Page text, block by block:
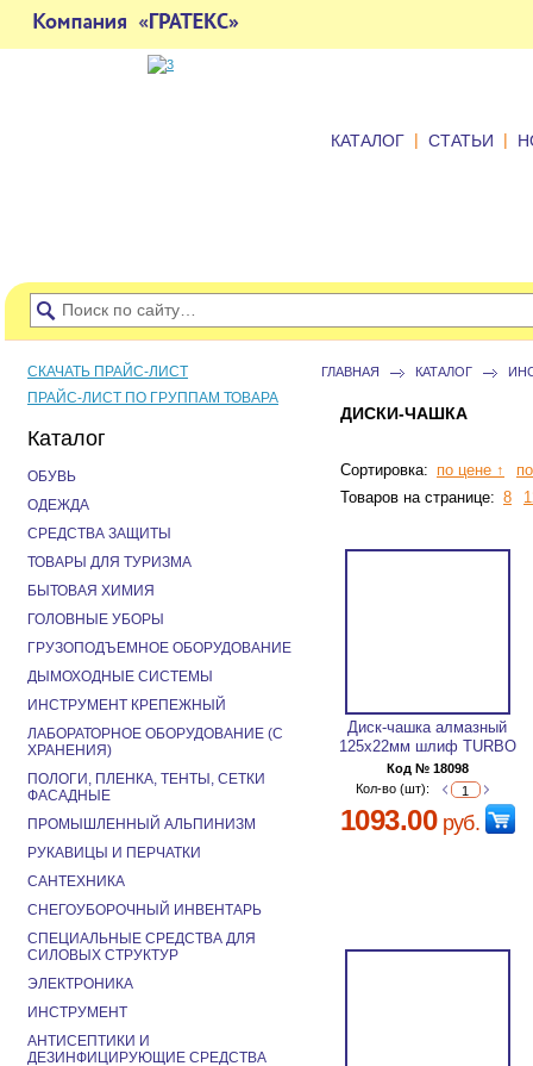
КАТАЛОГ | СТАТЬИ |
ГЛАВНАЯ КАТАЛОГ
ДИСКИ-ЧАШКА
Сортировка: по цене ↑
Товаров на странице: 8
Диск-чашка алмазный
125х22мм шлиф TURBO
Код № 18098
Кол-во (шт):
1093.00руб.
СКАЧАТЬ ПРАЙС-ЛИСТ
ПРАЙС-ЛИСТ ПО ГРУППАМ ТОВАРА
Каталог
ОБУВЬ
ОДЕЖДА
СРЕДСТВА ЗАЩИТЫ
ТОВАРЫ ДЛЯ ТУРИЗМА
БЫТОВАЯ ХИМИЯ
ГОЛОВНЫЕ УБОРЫ
ГРУЗОПОДЪЕМНОЕ ОБОРУДОВАНИЕ
ДЫМОХОДНЫЕ СИСТЕМЫ
ИНСТРУМЕНТ КРЕПЕЖНЫЙ
ЛАБОРАТОРНОЕ ОБОРУДОВАНИЕ (С
ХРАНЕНИЯ)
ПОЛОГИ, ПЛЕНКА, ТЕНТЫ, СЕТКИ
ФАСАДНЫЕ
ПРОМЫШЛЕННЫЙ АЛЬПИНИЗМ
РУКАВИЦЫ И ПЕРЧАТКИ
САНТЕХНИКА
СНЕГОУБОРОЧНЫЙ ИНВЕНТАРЬ
СПЕЦИАЛЬНЫЕ СРЕДСТВА ДЛЯ
СИЛОВЫХ СТРУКТУР
ЭЛЕКТРОНИКА
ИНСТРУМЕНТ
АНТИСЕПТИКИ И
ДЕЗИНФИЦИРУЮЩИЕ СРЕДСТВА